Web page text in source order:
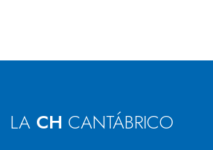
LA CH CANTÁBRICO